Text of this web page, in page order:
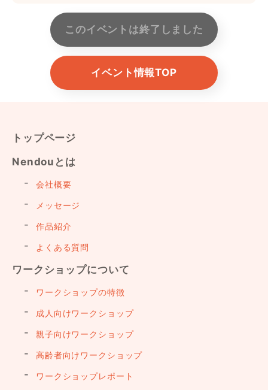
このイベントは終了しました
イベント情報TOP
トップページ
Nendouとは
会社概要
メッセージ
作品紹介
よくある質問
ワークショップについて
ワークショップの特徴
成人向けワークショップ
親子向けワークショップ
高齢者向けワークショップ
ワークショップレポート